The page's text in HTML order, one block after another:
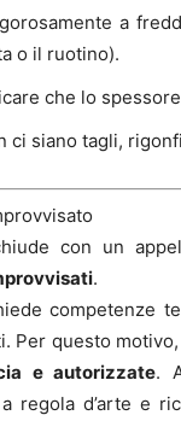
a
o il ruotino).
che lo
ci siano tagli,
con un
.
competenze
Per questo
e autorizzate.
regola d’arte e